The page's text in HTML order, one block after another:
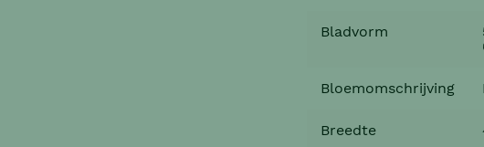
Bladvorm
Bloemomschrijving
Breedte